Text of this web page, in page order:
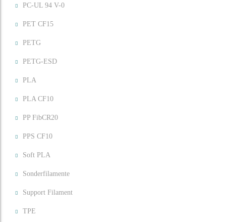
PC-UL 94 V-0
PET CF15
PETG
PETG-ESD
PLA
PLA CF10
PP FibCR20
PPS CF10
Soft PLA
Sonderfilamente
Support Filament
TPE